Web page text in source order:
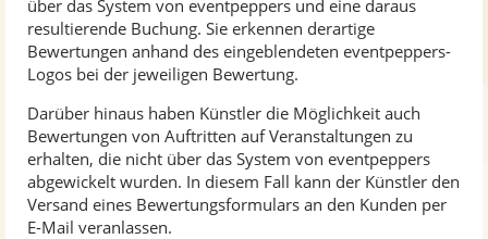
über das System von eventpeppers und eine daraus
resultierende Buchung. Sie erkennen derartige
Bewertungen anhand des eingeblendeten eventpeppers-
Logos bei der jeweiligen Bewertung.
Darüber hinaus haben Künstler die Möglichkeit auch
Bewertungen von Auftritten auf Veranstaltungen zu
erhalten, die nicht über das System von eventpeppers
abgewickelt wurden. In diesem Fall kann der Künstler den
Versand eines Bewertungsformulars an den Kunden per
E-Mail veranlassen.